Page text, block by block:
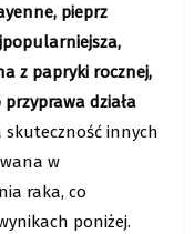
pieprz
z papryki rocznej,
działa
skuteczność innych
w
raka, co
poniżej.